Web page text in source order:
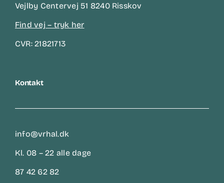
Vejlby Centervej 51 8240 Risskov
Find vej – tryk her
CVR: 21821713
Kontakt
info@vrhal.dk
Kl. 08 – 22 alle dage
87 42 62 82